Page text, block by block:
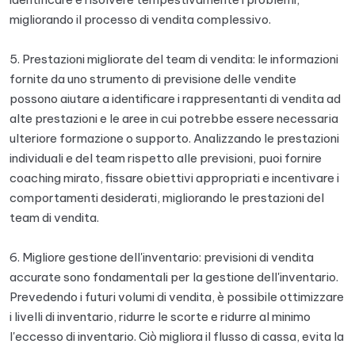
migliorando il processo di vendita complessivo.
5. Prestazioni migliorate del team di vendita: le informazioni
fornite da uno strumento di previsione delle vendite
possono aiutare a identificare i rappresentanti di vendita ad
alte prestazioni e le aree in cui potrebbe essere necessaria
ulteriore formazione o supporto. Analizzando le prestazioni
individuali e del team rispetto alle previsioni, puoi fornire
coaching mirato, fissare obiettivi appropriati e incentivare i
comportamenti desiderati, migliorando le prestazioni del
team di vendita.
6. Migliore gestione dell'inventario: previsioni di vendita
accurate sono fondamentali per la gestione dell'inventario.
Prevedendo i futuri volumi di vendita, è possibile ottimizzare
i livelli di inventario, ridurre le scorte e ridurre al minimo
l'eccesso di inventario. Ciò migliora il flusso di cassa, evita la